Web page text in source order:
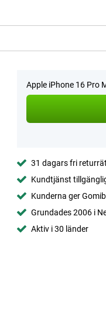
Apple iPhone 16 Pro
31 dagars fri
Kundtjänst
Kunderna ger
Grundades 2006 i
Aktiv i 30 länder